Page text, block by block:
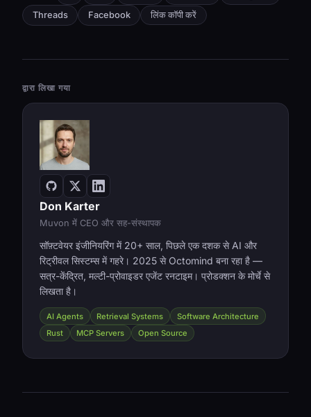
Threads Facebook लिंक कॉपी करें
द्वारा लिखा गया
Don Karter
Muvon में CEO और सह-संस्थापक
सॉफ़्टवेयर इंजीनियरिंग में 20+ साल, पिछले एक दशक से AI और
रिट्रीवल सिस्टम्स में गहरे। 2025 से Octomind बना रहा है —
सत्र-केंद्रित, मल्टी-प्रोवाइडर एजेंट रनटाइम। प्रोडक्शन के मोर्चे से
लिखता है।
AI Agents Retrieval Systems
Software Architecture
Rust
MCP Servers Open Source